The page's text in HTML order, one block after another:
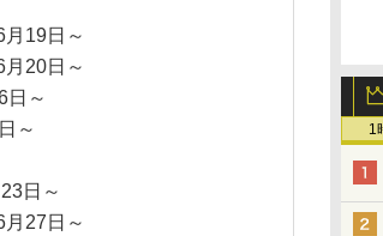
1
19日～
20日～
～
～
日～
27日～